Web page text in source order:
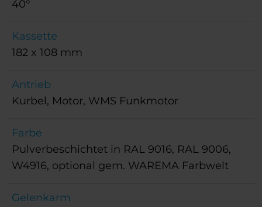
40°
Kassette
182 x 108 mm
Antrieb
Kurbel, Motor, WMS Funkmotor
Farbe
Pulverbeschichtet in RAL 9016, RAL 9006,
W4916, optional gem. WAREMA Farbwelt
Gelenkarm